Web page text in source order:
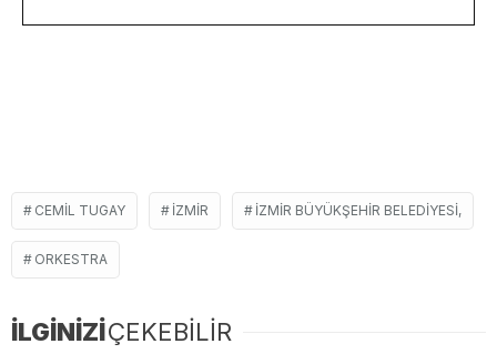
CEMIL TUGAY İZMIR İZMIR BÜYÜKŞEHIR BELEDIYESI,
ORKESTRA
İLGİNİZİÇEKEBİLİR